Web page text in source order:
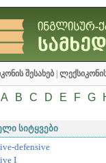
შესახებ
A B C D E F G
სიტყვები
defensive
I